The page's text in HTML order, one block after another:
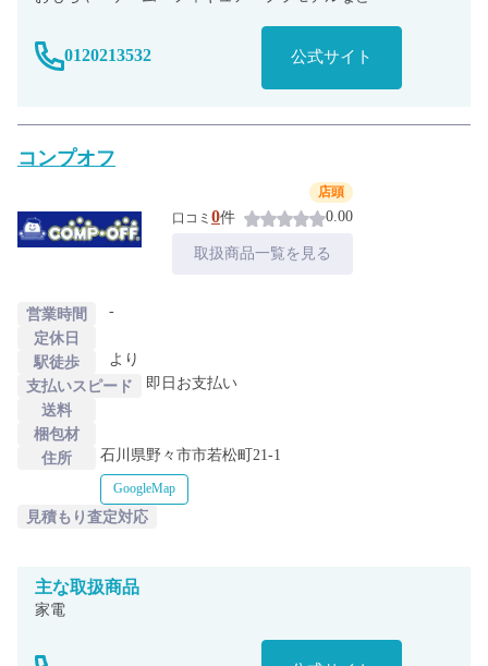
0120213532 公式サイト
コンプオフ
店頭
口コミ 0件 0.00
取扱商品一覧を見る
営業時間
-
定休日
駅徒歩
より
支払いスピード
即日お支払い
送料
梱包材
住所
石川県野々市市若松町21-1
GoogleMap
見積もり査定対応
主な取扱商品
家電